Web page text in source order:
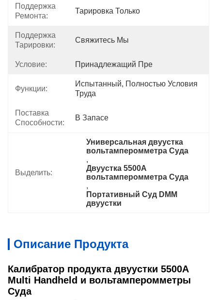
Поддержка
Ремонта:
Тарировка Только
Поддержка
Тарировки:
Свяжитесь Мы
Условие: Принадлежащий Пре
Функции:
Испытанный, Полностью Условия
Труда
Поставка
Способности:
В Запасе
Выделить:
Универсальная двуустка
вольтамперомметра Суда
,
Двуустка 5500A
вольтамперомметра Суда
,
Портативный Суд DMM
двуустки
Описание Продукта
Калибратор продукта двуустки 5500A
Multi Handheld и вольтамперомметры
Суда